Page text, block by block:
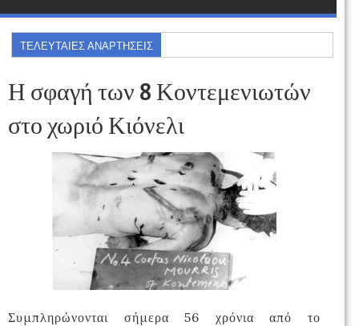
ΤΕΛΕΥΤΑΙΕΣ ΑΝΑΡΤΗΣΕΙΣ
Η σφαγή των 8 Κοντεμενιωτών
στο χωριό Κιόνελι
Συμπληρώνονται σήμερα 56 χρόνια από το